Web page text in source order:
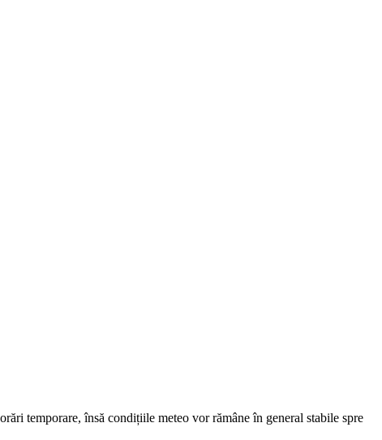
temporare, însă condițiile meteo vor rămâne în general stabile spre